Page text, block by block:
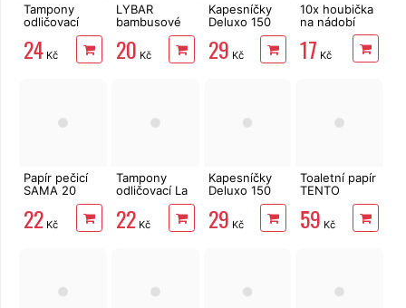
Tampony
odličovací
LINTEO 120
ks
24 Kč
LYBAR
bambusové
tyčinky 200
ks
20 Kč
Kapesníčky
Deluxo 150
ks 3vrstvé v
krabičce,
šedé květy
29 Kč
10x houbička
na nádobí
17 Kč
Papír pečicí
SAMA 20
archů 40 x
33 cm
22 Kč
Tampony
odličovací La
Prima 100 ks
22 Kč
Kapesníčky
Deluxo 150
ks 3vrstvé v
krabičce,
zvířátka
29 Kč
Toaletní papír
TENTO
3vrstvý 8 rolí,
144 m
59 Kč